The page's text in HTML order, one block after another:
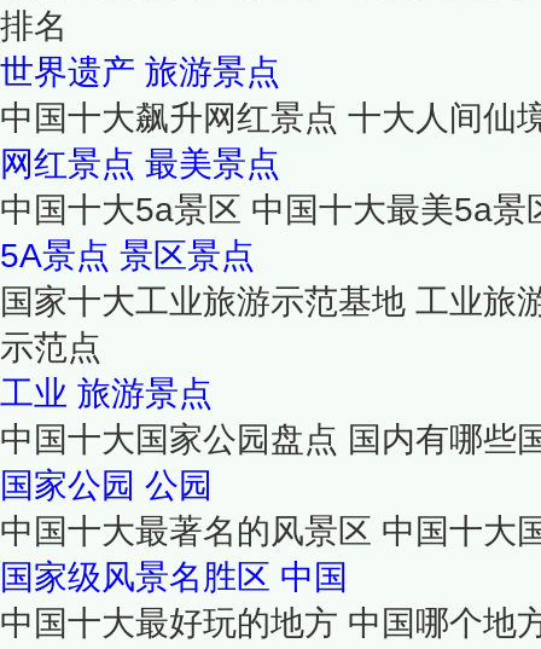
排名
世界遗产 旅游景点
中国十大飙升网红景点 十大人间仙
网红景点 最美景点
中国十大5a景区 中国十大最美5a
5A景点 景区景点
国家十大工业旅游示范基地 工业旅
示范点
工业 旅游景点
中国十大国家公园盘点 国内有哪些
国家公园 公园
中国十大最著名的风景区 中国十大
国家级风景名胜区 中国
中国十大最好玩的地方 中国哪个地